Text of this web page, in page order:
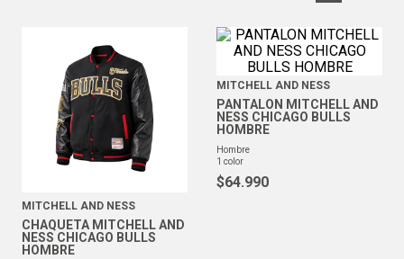
MITCHELL AND NESS
CHAQUETA MITCHELL AND
NESS CHICAGO BULLS
HOMBRE
MITCHELL AND NESS
PANTALON MITCHELL AND
NESS CHICAGO BULLS
HOMBRE
hombre
1 color
$64.990